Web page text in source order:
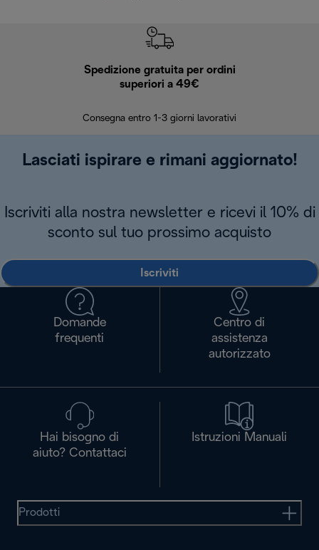
Spedizione gratuita per ordini
superiori a 49€
Consegna entro 1-3 giorni lavorativi
Lasciati ispirare e rimani aggiornato!
Iscriviti alla nostra newsletter e ricevi il 10% di
sconto sul tuo prossimo acquisto
Iscriviti
Domande
frequenti
Centro di
assistenza
autorizzato
Hai bisogno di
aiuto? Contattaci
Istruzioni Manuali
Prodotti